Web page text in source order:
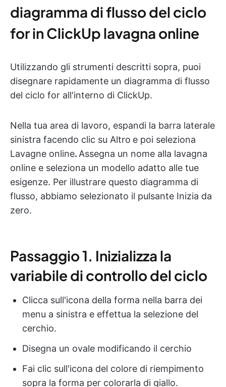
diagramma di flusso del ciclo
for in ClickUp lavagna online
Utilizzando gli strumenti descritti sopra, puoi
disegnare rapidamente un diagramma di flusso
del ciclo for all'interno di ClickUp.
Nella tua area di lavoro, espandi la barra laterale
sinistra facendo clic su Altro e poi seleziona
Lavagne online. Assegna un nome alla lavagna
online e seleziona un modello adatto alle tue
esigenze. Per illustrare questo diagramma di
flusso, abbiamo selezionato il pulsante Inizia da
zero.
Passaggio 1. Inizializza la
variabile di controllo del ciclo
Clicca sull'icona della forma nella barra dei
menu a sinistra e effettua la selezione del
cerchio.
Disegna un ovale modificando il cerchio
Fai clic sull'icona del colore di riempimento
sopra la forma per colorarla di giallo.